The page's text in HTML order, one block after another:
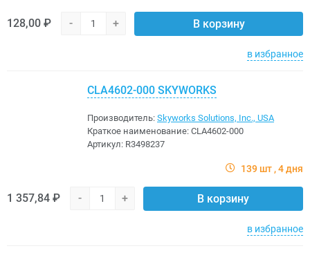
128,00 ₽ - + В корзину
в избранное
CLA4602-000 SKYWORKS
Производитель: Skyworks Solutions, Inc., USA
Краткое наименование: CLA4602-000
Артикул: R3498237
139 шт 4 дня
1 357,84 ₽ - + В корзину
в избранное